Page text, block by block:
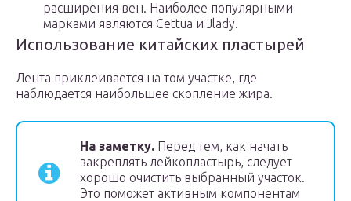
расширения вен. Наиболее популярными
марками являются Cettua и Jlady.
Использование китайских пластырей
Лента приклеивается на том участке, где
наблюдается наибольшее скопление жира.
На заметку. Перед тем, как начать
закреплять лейкопластырь, следует
хорошо очистить выбранный участок.
Это поможет активным компонентам